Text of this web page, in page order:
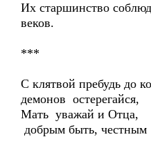
Их старшинство
веков.
***
С клятвой пребудь до
демонов остерегайся,
Мать уважай и Отца,
добрым быть, честным